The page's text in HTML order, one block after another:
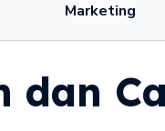
Marketing
dan